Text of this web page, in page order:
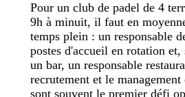
Pour un club de padel de 4
9h à minuit, il faut en
temps plein : un responsable
postes d'accueil en rotation
un bar, un responsable
recrutement et le management
sont souvent le premier défi